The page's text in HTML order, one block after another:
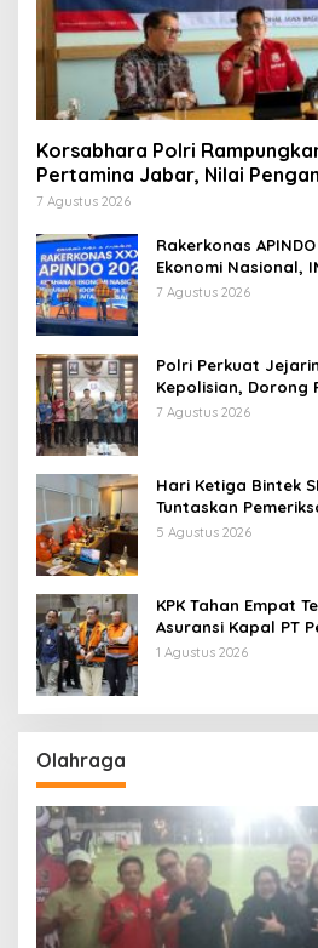
Korsabhara Polri
Pertamina Jabar, Nilai
Persen
7 Agustus 2026
Rakerkonas
Ekonomi Nasional,
Pentingnya
7 Agustus 2026
Polri Perkuat
Kepolisian, Dorong
Kebijakan dan
7 Agustus 2026
Hari Ketiga Bintek
Tuntaskan
Pertamina Patra
5 Agustus 2026
KPK Tahan Empat
Asuransi Kapal PT
1 Agustus 2026
Olahraga